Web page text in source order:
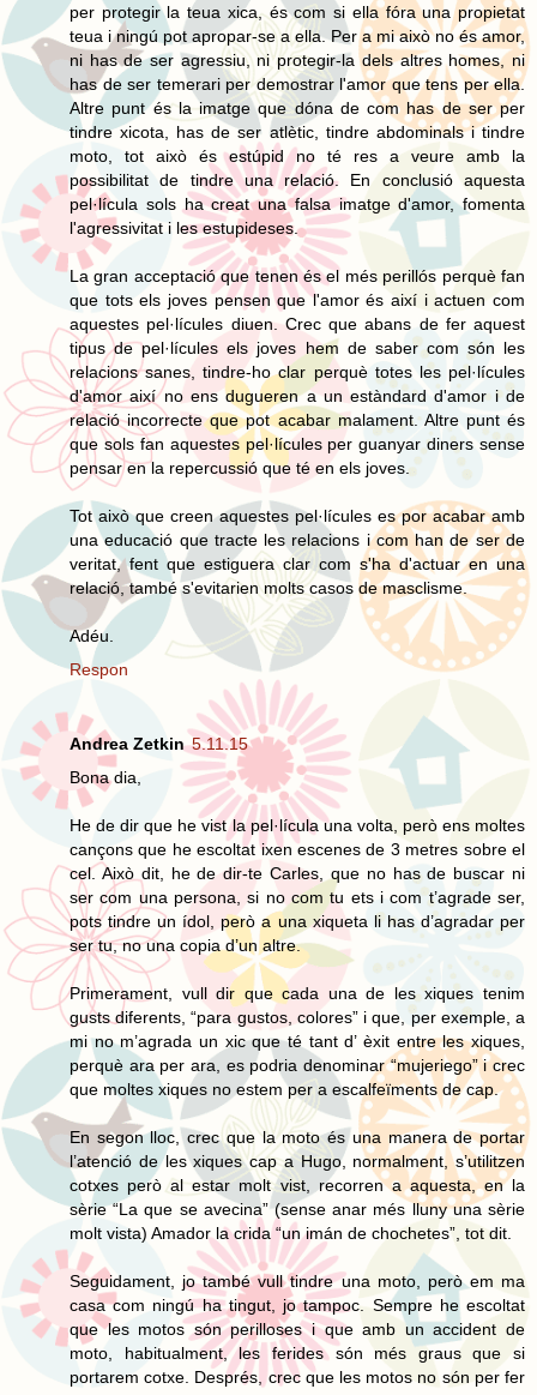
per protegir la teua xica, és com si ella fóra una propietat
teua i ningú pot apropar-se a ella. Per a mi això no és amor,
ni has de ser agressiu, ni protegir-la dels altres homes, ni
has de ser temerari per demostrar l'amor que tens per ella.
Altre punt és la imatge que dóna de com has de ser per
tindre xicota, has de ser atlètic, tindre abdominals i tindre
moto, tot això és estúpid no té res a veure amb la
possibilitat de tindre una relació. En conclusió aquesta
pel·lícula sols ha creat una falsa imatge d'amor, fomenta
l'agressivitat i les estupideses.
La gran acceptació que tenen és el més perillós perquè fan
que tots els joves pensen que l'amor és així i actuen com
aquestes pel·lícules diuen. Crec que abans de fer aquest
tipus de pel·lícules els joves hem de saber com són les
relacions sanes, tindre-ho clar perquè totes les pel·lícules
d'amor així no ens dugueren a un estàndard d'amor i de
relació incorrecte que pot acabar malament. Altre punt és
que sols fan aquestes pel·lícules per guanyar diners sense
pensar en la repercussió que té en els joves.
Tot això que creen aquestes pel·lícules es por acabar amb
una educació que tracte les relacions i com han de ser de
veritat, fent que estiguera clar com s'ha d'actuar en una
relació, també s'evitarien molts casos de masclisme.
Adéu.
Respon
Andrea Zetkin 5.11.15
Bona dia,
He de dir que he vist la pel·lícula una volta, però ens moltes
cançons que he escoltat ixen escenes de 3 metres sobre el
cel. Això dit, he de dir-te Carles, que no has de buscar ni
ser com una persona, si no com tu ets i com t’agrade ser,
pots tindre un ídol, però a una xiqueta li has d’agradar per
ser tu, no una copia d’un altre.
Primerament, vull dir que cada una de les xiques tenim
gusts diferents, “para gustos, colores” i que, per exemple, a
mi no m’agrada un xic que té tant d’ èxit entre les xiques,
perquè ara per ara, es podria denominar “mujeriego” i crec
que moltes xiques no estem per a escalfeïments de cap.
En segon lloc, crec que la moto és una manera de portar
l’atenció de les xiques cap a Hugo, normalment, s’utilitzen
cotxes però al estar molt vist, recorren a aquesta, en la
sèrie “La que se avecina” (sense anar més lluny una sèrie
molt vista) Amador la crida “un imán de chochetes”, tot dit.
Seguidament, jo també vull tindre una moto, però em ma
casa com ningú ha tingut, jo tampoc. Sempre he escoltat
que les motos són perilloses i que amb un accident de
moto, habitualment, les ferides són més graus que si
portarem cotxe. Després, crec que les motos no són per fer